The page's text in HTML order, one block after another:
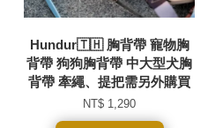
Hundur🇹🇭 胸背帶 寵物胸
背帶 狗狗胸背帶 中大型犬胸
背帶 牽繩、提把需另外購買
NT$ 1,290